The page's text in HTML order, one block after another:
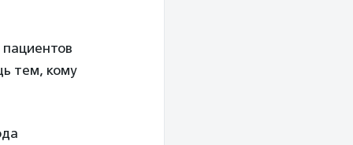
пациентов
тем, кому